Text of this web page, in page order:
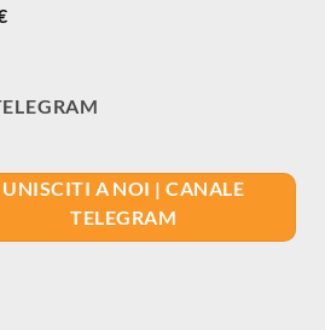
Il
35,00€.
UNISCITI A NOI | CANALE
TELEGRAM